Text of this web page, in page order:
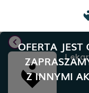
OFERTA JEST
Z INNYMI
chevron_left